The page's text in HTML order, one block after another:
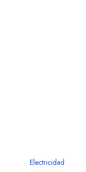
Electricidad